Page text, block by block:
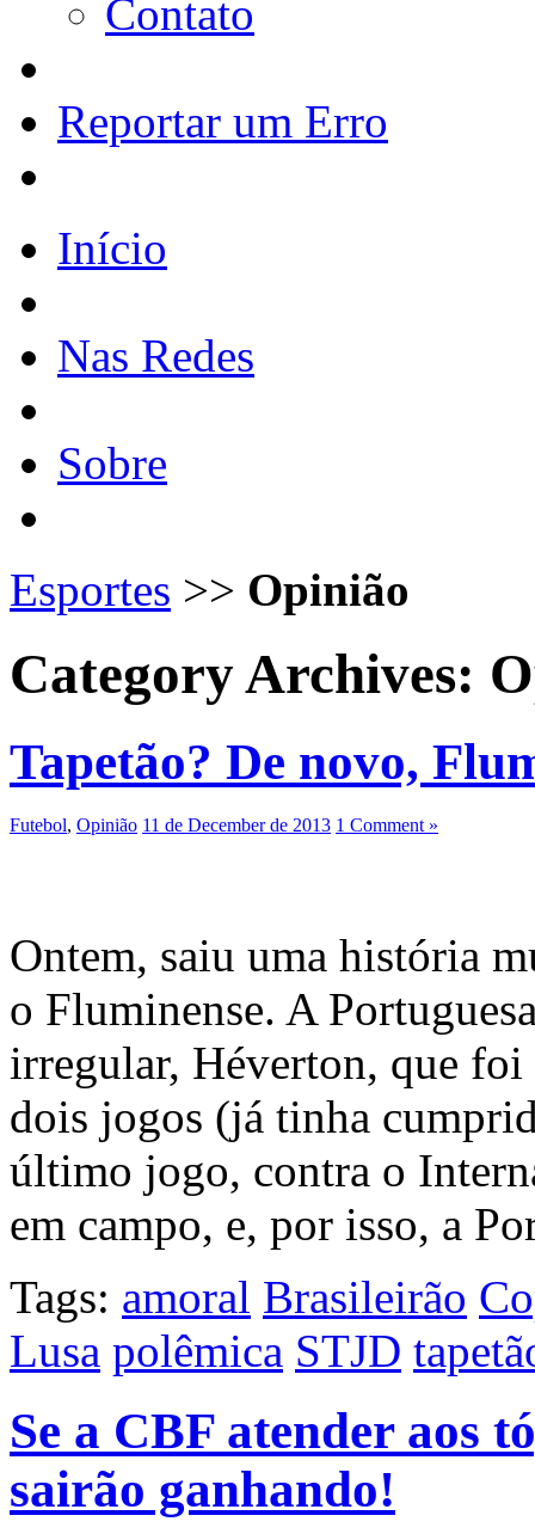
Contato
Reportar um Erro
Início
Nas Redes
Sobre
Esportes >> Opinião
Category Archives:
Tapetão? De novo,
Futebol, Opinião 11 de December de 2013 1 Comment »
Ontem, saiu uma história
o Fluminense. A
irregular, Héverton, que foi
dois jogos (já tinha
último jogo, contra o
em campo, e, por isso, a
Tags: amoral Brasileirão
Lusa polêmica STJD
Se a CBF atender aos
sairão ganhando!